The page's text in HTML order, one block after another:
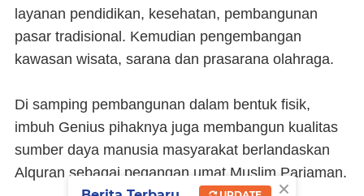
layanan pendidikan, kesehatan, pembangunan
pasar tradisional. Kemudian pengembangan
kawasan wisata, sarana dan prasarana olahraga.
Di samping pembangunan dalam bentuk fisik,
imbuh Genius pihaknya juga membangun kualitas
sumber daya manusia masyarakat berlandaskan
Alquran sebagai pegangan umat Muslim Pariaman.
×